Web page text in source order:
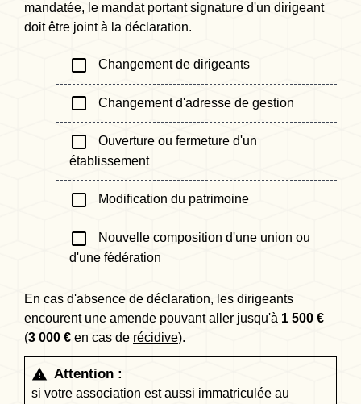
mandatée, le mandat portant signature d'un dirigeant
doit être joint à la déclaration.
check_box_outline_blank Changement de dirigeants
check_box_outline_blank Changement d'adresse de gestion
check_box_outline_blank
Ouverture ou fermeture d'un
établissement
check_box_outline_blank Modification du patrimoine
check_box_outline_blank
Nouvelle composition d'une union ou
d'une fédération
En cas d'absence de déclaration, les dirigeants
encourent une amende pouvant aller jusqu'à 1 500 €
(3 000 € en cas de récidive).
warning Attention :
si votre association est aussi immatriculée au